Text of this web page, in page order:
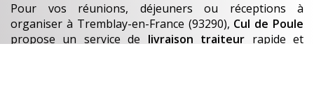
Pour vos réunions, déjeuners ou réceptions à
organiser à Tremblay-en-France (93290), Cul de Poule
propose un service de livraison traiteur rapide et